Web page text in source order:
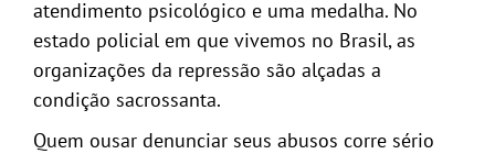
atendimento psicológico e uma medalha. No
estado policial em que vivemos no Brasil, as
organizações da repressão são alçadas a
condição sacrossanta.
Quem ousar denunciar seus abusos corre sério